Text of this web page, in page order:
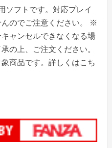
フトです。対応プレイ
のでご注意ください。 ※
ャンセルできなくなる場
の上、ご注文ください。
商品です。詳しくはこち